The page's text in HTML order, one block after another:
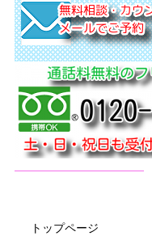
トップページ